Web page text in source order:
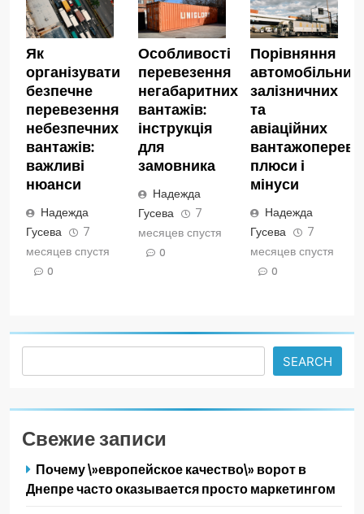
Як
організувати
безпечне
перевезення
небезпечних
вантажів:
важливі
нюанси
Надежда
Гусева
7
месяцев спустя
0
Особливості
перевезення
негабаритних
вантажів:
інструкція
для
замовника
Надежда
Гусева
7
месяцев спустя
0
Порівняння
автомобільних,
залізничних
та
авіаційних
плюси і
мінуси
Надежда
Гусева
7
месяцев спустя
0
SEARCH
Свежие записи
Почему \»европейское качество\» ворот в
Днепре часто оказывается просто маркетингом